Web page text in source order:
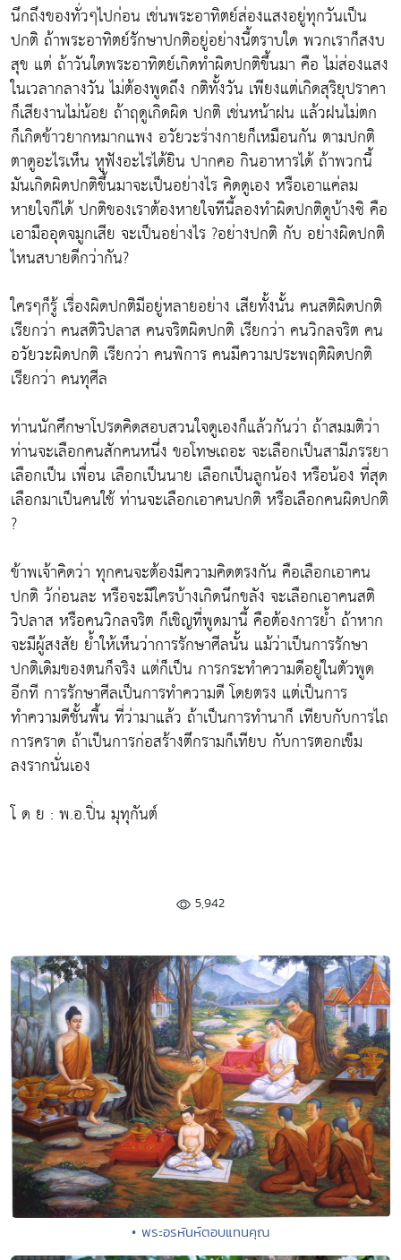
นึกถึงของทั่วๆไปก่อน เช่นพระอาทิตย์ส่องแสงอยู่ทุกวันเป็น
ปกติ ถ้าพระอาทิตย์รักษาปกติอยู่อย่างนี้ตราบใด พวกเราก็สงบ
สุข แต่ ถ้าวันใดพระอาทิตย์เกิดทำผิดปกติขึ้นมา คือ ไม่ส่องแสง
ในเวลากลางวัน ไม่ต้องพูดถึง กติทั้งวัน เพียงแต่เกิดสุริยุปราคา
ก็เสียงานไม่น้อย ถ้าฤดูเกิดผิด ปกติ เช่นหน้าฝน แล้วฝนไม่ตก
ก็เกิดข้าวยากหมากแพง อวัยวะร่างกายก็เหมือนกัน ตามปกติ
ตาดูอะไรเห็น หูฟังอะไรได้ยิน ปากคอ กินอาหารได้ ถ้าพวกนี้
มันเกิดผิดปกติขึ้นมาจะเป็นอย่างไร คิดดูเอง หรือเอาแค่ลม
หายใจก็ได้ ปกติของเราต้องหายใจทีนี้ลองทำผิดปกติดูบ้างซิ คือ
เอามืออุดจมูกเสีย จะเป็นอย่างไร ?อย่างปกติ กับ อย่างผิดปกติ
ไหนสบายดีกว่ากัน?
ใครๆก็รู้ เรื่องผิดปกติมีอยู่หลายอย่าง เสียทั้งนั้น คนสติผิดปกติ
เรียกว่า คนสติวิปลาส คนจริตผิดปกติ เรียกว่า คนวิกลจริต คน
อวัยวะผิดปกติ เรียกว่า คนพิการ คนมีความประพฤติผิดปกติ
เรียกว่า คนทุศีล
ท่านนักศึกษาโปรดคิดสอบสวนใจดูเองก็แล้วกันว่า ถ้าสมมติว่า
ท่านจะเลือกคนสักคนหนึ่ง ขอโทษเถอะ จะเลือกเป็นสามีภรรยา
เลือกเป็น เพื่อน เลือกเป็นนาย เลือกเป็นลูกน้อง หรือน้อง ที่สุด
เลือกมาเป็นคนใช้ ท่านจะเลือกเอาคนปกติ หรือเลือกคนผิดปกติ
?
ข้าพเจ้าคิดว่า ทุกคนจะต้องมีความคิดตรงกัน คือเลือกเอาคน
ปกติ ว้ก่อนละ หรือจะมีใครบ้างเกิดนึกขลัง จะเลือกเอาคนสติ
วิปลาส หรือคนวิกลจริต ก็เชิญที่พูดมานี้ คือต้องการย้ำ ถ้าหาก
จะมีผู้สงสัย ย้ำให้เห็นว่าการรักษาศีลนั้น แม้ว่าเป็นการรักษา
ปกติเดิมของตนก็จริง แต่ก็เป็น การกระทำความดีอยู่ในตัวพูด
อีกที การรักษาศีลเป็นการทำความดี โดยตรง แต่เป็นการ
ทำความดีชั้นพื้น ที่ว่ามาแล้ว ถ้าเป็นการทำนาก็ เทียบกับการไถ
การคราด ถ้าเป็นการก่อสร้างตึกรามก็เทียบ กับการตอกเข็ม
ลงรากนั่นเอง
โ ด ย : พ.อ.ปิ่น มุทุกันต์
5,942
• พระอรหันห์ตอบแทนคุณ